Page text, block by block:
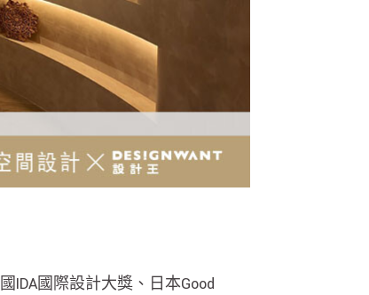
IDA國際設計大獎、日本Good